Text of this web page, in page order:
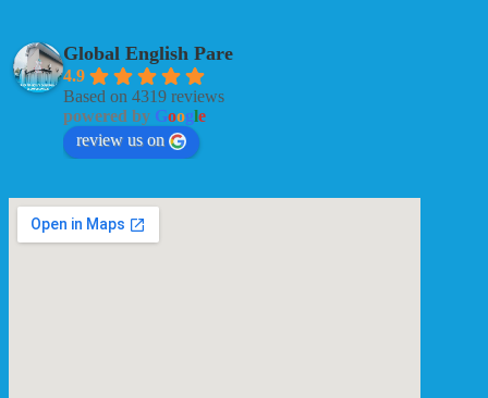
Global English Pare
4.9
Based on 4319 reviews
powered by Google
review us on